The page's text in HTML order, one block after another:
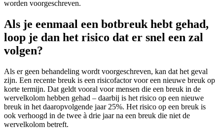
worden voorgeschreven.
Als je eenmaal een botbreuk hebt gehad,
loop je dan het risico dat er snel een zal
volgen?
Als er geen behandeling wordt voorgeschreven, kan dat het geval
zijn. Een recente breuk is een risicofactor voor een nieuwe breuk op
korte termijn. Dat geldt vooral voor mensen die een breuk in de
wervelkolom hebben gehad – daarbij is het risico op een nieuwe
breuk in het daaropvolgende jaar 25%. Het risico op een breuk is
ook verhoogd in de twee à drie jaar na een breuk die niet de
wervelkolom betreft.